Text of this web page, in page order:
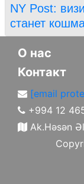
NY Post:
станет
О нас
Контакт
[email
+994 12
Ak.Həsən